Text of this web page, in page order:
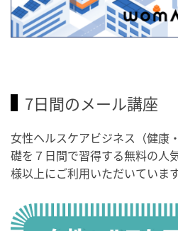
7日間のメール講座
女性ヘルスケアビジネス（健康
礎を７日間で習得する無料の人
様以上にご利用いただいています